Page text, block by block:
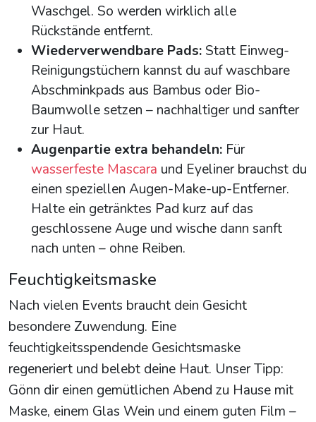
Waschgel. So werden wirklich alle
Rückstände entfernt.
Wiederverwendbare Pads: Statt Einweg-
Reinigungstüchern kannst du auf waschbare
Abschminkpads aus Bambus oder Bio-
Baumwolle setzen – nachhaltiger und sanfter
zur Haut.
Augenpartie extra behandeln: Für
wasserfeste Mascara und Eyeliner brauchst du
einen speziellen Augen-Make-up-Entferner.
Halte ein getränktes Pad kurz auf das
geschlossene Auge und wische dann sanft
nach unten – ohne Reiben.
Feuchtigkeitsmaske
Nach vielen Events braucht dein Gesicht
besondere Zuwendung. Eine
feuchtigkeitsspendende Gesichtsmaske
regeneriert und belebt deine Haut. Unser Tipp:
Gönn dir einen gemütlichen Abend zu Hause mit
Maske, einem Glas Wein und einem guten Film –